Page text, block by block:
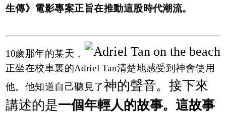
生傳》電影專案正旨在推動這股時代潮流。
10歲那年的某天，
正坐在校車裏的Adriel Tan清楚地感受到神會使用
他。他知道自己聽見了神的聲音。接下來
講述的是一個年輕人的故事。這故事